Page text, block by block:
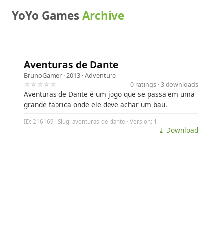
YoYo GamesArchive
Aventuras de Dante
BrunoGamer · 2013 ·Adventure
☆☆☆☆☆
0 ratings · 3 downloads
Aventuras de Dante é um jogo que se passa em uma
grande fabrica onde ele deve achar um bau.
ID: 216169 · Slug: aventuras-de-dante · Version: 1
⤓ Download